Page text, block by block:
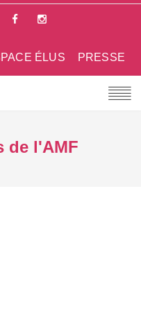
PRESSE
ÉLUS
de l'AMF